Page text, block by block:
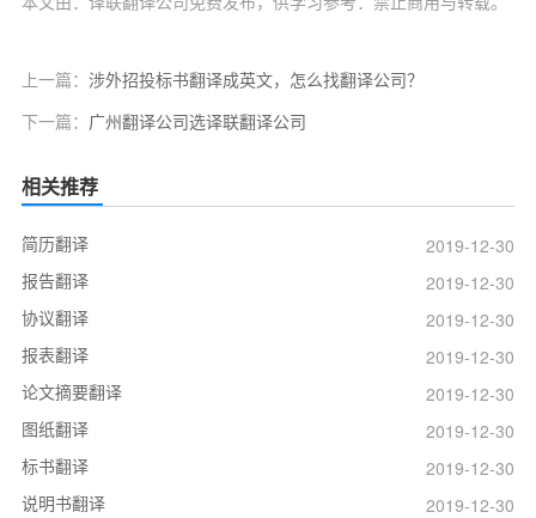
上一篇： 涉外招投标书翻译成英文，怎么找翻译公司？
下一篇： 广州翻译公司选译联翻译公司
相关推荐
简历翻译
2019-12-30
报告翻译
2019-12-30
协议翻译
2019-12-30
报表翻译
2019-12-30
论文摘要翻译
2019-12-30
图纸翻译
2019-12-30
标书翻译
2019-12-30
说明书翻译
2019-12-30